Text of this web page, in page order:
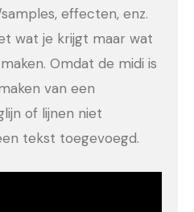
effecten, enz.
wat je krijgt maar wat
Omdat de midi is
van een
of lijnen niet
tekst toegevoegd.